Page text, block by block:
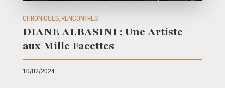
CHRONIQUES, RENCONTRES
DIANE ALBASINI : Une Artiste
aux Mille Facettes
10/02/2024